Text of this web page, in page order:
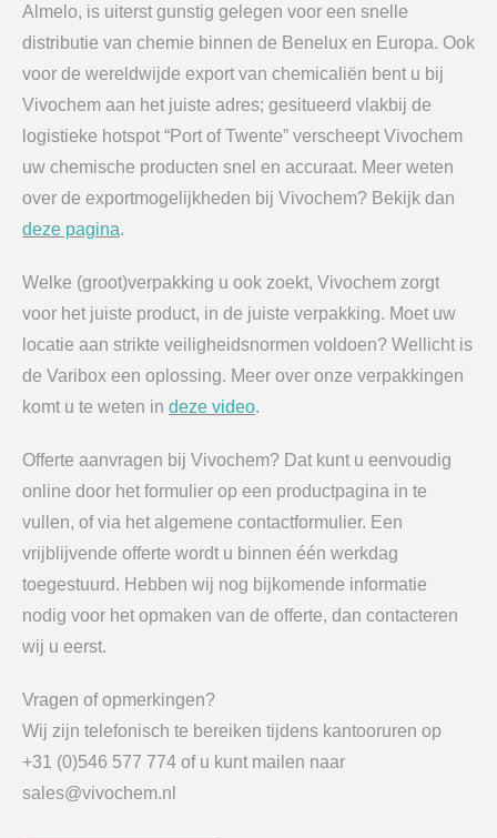
Almelo, is uiterst gunstig gelegen voor een snelle
distributie van chemie binnen de Benelux en Europa. Ook
voor de wereldwijde export van chemicaliën bent u bij
Vivochem aan het juiste adres; gesitueerd vlakbij de
logistieke hotspot “Port of Twente” verscheept Vivochem
uw chemische producten snel en accuraat. Meer weten
over de exportmogelijkheden bij Vivochem? Bekijk dan
deze pagina.
Welke (groot)verpakking u ook zoekt, Vivochem zorgt
voor het juiste product, in de juiste verpakking. Moet uw
locatie aan strikte veiligheidsnormen voldoen? Wellicht is
de Varibox een oplossing. Meer over onze verpakkingen
komt u te weten in deze video.
Offerte aanvragen bij Vivochem? Dat kunt u eenvoudig
online door het formulier op een productpagina in te
vullen, of via het algemene contactformulier. Een
vrijblijvende offerte wordt u binnen één werkdag
toegestuurd. Hebben wij nog bijkomende informatie
nodig voor het opmaken van de offerte, dan contacteren
wij u eerst.
Vragen of opmerkingen?
Wij zijn telefonisch te bereiken tijdens kantooruren op
+31 (0)546 577 774 of u kunt mailen naar
sales@vivochem.nl